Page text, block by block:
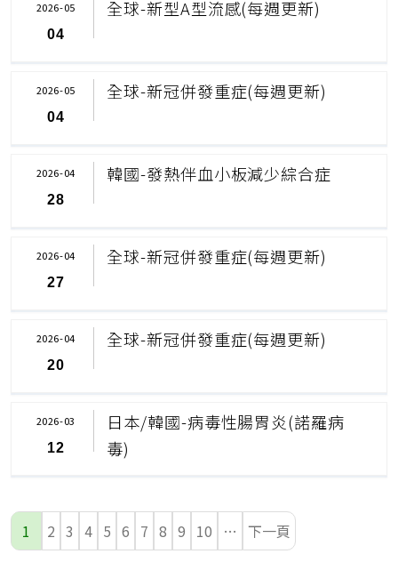
全球-新型A型流感(每週更新)
2026-05
04
全球-新冠併發重症(每週更新)
2026-05
04
韓國-發熱伴血小板減少綜合症
2026-04
28
全球-新冠併發重症(每週更新)
2026-04
27
全球-新冠併發重症(每週更新)
2026-04
20
日本/韓國-病毒性腸胃炎(諾羅病
毒)
2026-03
12
1 2 3 4 5 6 7 8 9 10 … 下一頁